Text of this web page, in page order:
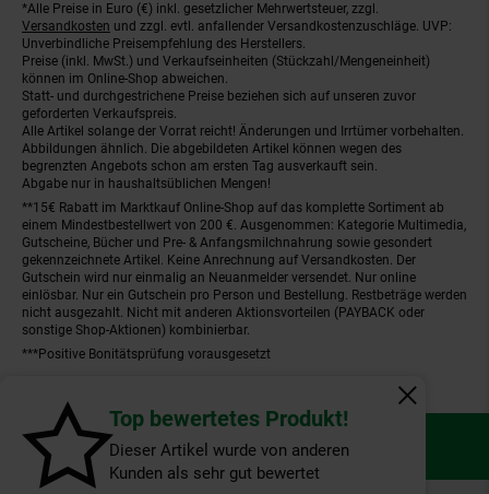
Top bewertetes Produkt!
Dieser Artikel wurde von anderen
Kunden als sehr gut bewertet
Fenster
Fußnoten
*Alle Preise in Euro (€) inkl. gesetzlicher Mehrwertsteuer, zzgl.
Versandkosten und zzgl. evtl. anfallender Versandkostenzuschläge. UVP:
Unverbindliche Preisempfehlung des Herstellers.
Preise (inkl. MwSt.) und Verkaufseinheiten (Stückzahl/Mengeneinheit)
können im Online-Shop abweichen.
Statt- und durchgestrichene Preise beziehen sich auf unseren zuvor
geforderten Verkaufspreis.
Alle Artikel solange der Vorrat reicht! Änderungen und Irrtümer vorbehalten.
Abbildungen ähnlich. Die abgebildeten Artikel können wegen des
begrenzten Angebots schon am ersten Tag ausverkauft sein.
Abgabe nur in haushaltsüblichen Mengen!
**15€ Rabatt im Marktkauf Online-Shop auf das komplette Sortiment ab
einem Mindestbestellwert von 200 €. Ausgenommen: Kategorie Multimedia,
Gutscheine, Bücher und Pre- & Anfangsmilchnahrung sowie gesondert
gekennzeichnete Artikel. Keine Anrechnung auf Versandkosten. Der
Gutschein wird nur einmalig an Neuanmelder versendet. Nur online
einlösbar. Nur ein Gutschein pro Person und Bestellung. Restbeträge werden
nicht ausgezahlt. Nicht mit anderen Aktionsvorteilen (PAYBACK oder
sonstige Shop-Aktionen) kombinierbar.
***Positive Bonitätsprüfung vorausgesetzt
© NeS GmbH |Kontakt |Datenschutz|Impressum